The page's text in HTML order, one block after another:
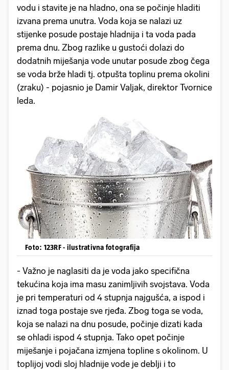
vodu i stavite je na hladno, ona se počinje hladiti
izvana prema unutra. Voda koja se nalazi uz
stijenke posude postaje hladnija i ta voda pada
prema dnu. Zbog razlike u gustoći dolazi do
dodatnih miješanja vode unutar posude zbog čega
se voda brže hladi tj. otpušta toplinu prema okolini
(zraku) - pojasnio je Damir Valjak, direktor Tvornice
leda.
Foto: 123RF - ilustrativna fotografija
​- Važno je naglasiti da je voda jako specifična
tekućina koja ima masu zanimljivih svojstava. Voda
je pri temperaturi od 4 stupnja najgušća, a ispod i
iznad toga postaje sve rjeđa. Zbog toga se voda,
koja se nalazi na dnu posude, počinje dizati kada
se ohladi ispod 4 stupnja. Tako opet počinje
miješanje i pojačana izmjena topline s okolinom. U
toplijoj vodi sloj hladnije vode je deblji i to